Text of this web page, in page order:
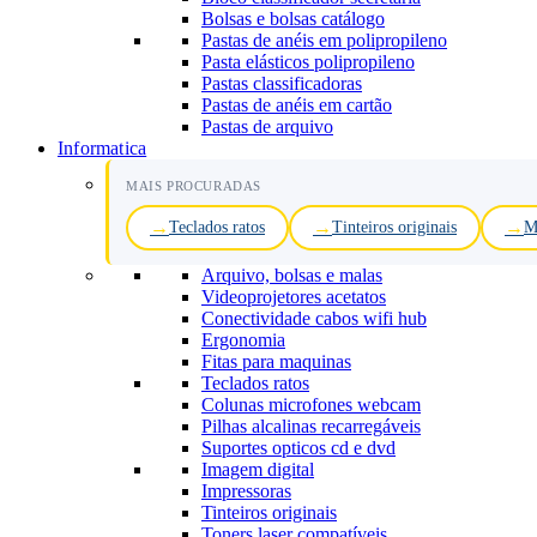
Bolsas e bolsas catálogo
Pastas de anéis em polipropileno
Pasta elásticos polipropileno
Pastas classificadoras
Pastas de anéis em cartão
Pastas de arquivo
Informatica
MAIS PROCURADAS
Teclados ratos Tinteiros originais
Arquivo, bolsas e malas
Videoprojetores acetatos
Conectividade cabos wifi hub
Ergonomia
Fitas para maquinas
Teclados ratos
Colunas microfones webcam
Pilhas alcalinas recarregáveis
Suportes opticos cd e dvd
Imagem digital
Impressoras
Tinteiros originais